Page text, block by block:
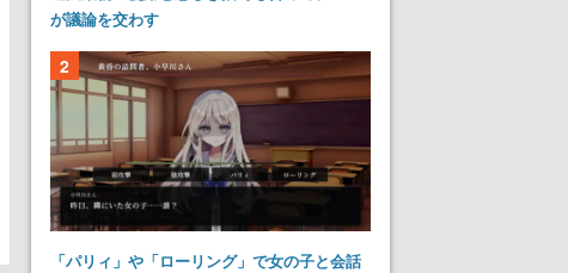
が議論を交わす
2
「パリィ」や「ローリング」で女の子と会話